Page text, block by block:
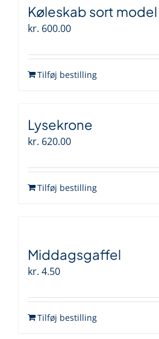
Køleskab sort model
kr. 600.00
Tilføj bestilling
Lysekrone
kr. 620.00
Tilføj bestilling
Middagsgaffel
kr. 4.50
Tilføj bestilling